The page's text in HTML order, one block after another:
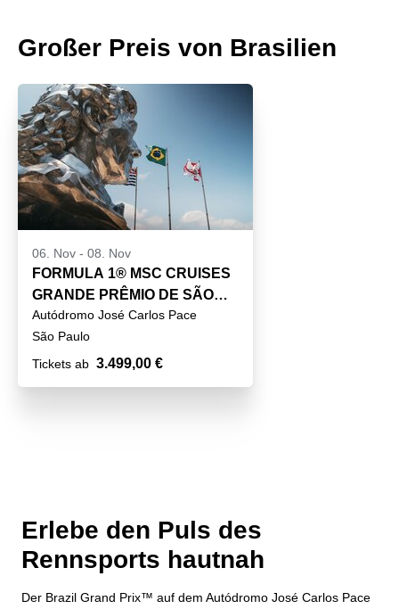
Großer Preis von Brasilien
06. Nov - 08. Nov
FORMULA 1® MSC CRUISES
GRANDE PRÊMIO DE SÃO
PAULO 2026
Autódromo José Carlos Pace
(Interlagos)
São Paulo
Tickets ab 3.499,00 €
Erlebe den Puls des
Rennsports hautnah
Der Brazil Grand Prix™ auf dem Autódromo José Carlos Pace